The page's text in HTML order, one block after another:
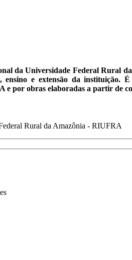
da Universidade Federal Rural
ensino e extensão da instituição.
e por obras elaboradas a partir de
Rural da Amazônia - RIUFRA